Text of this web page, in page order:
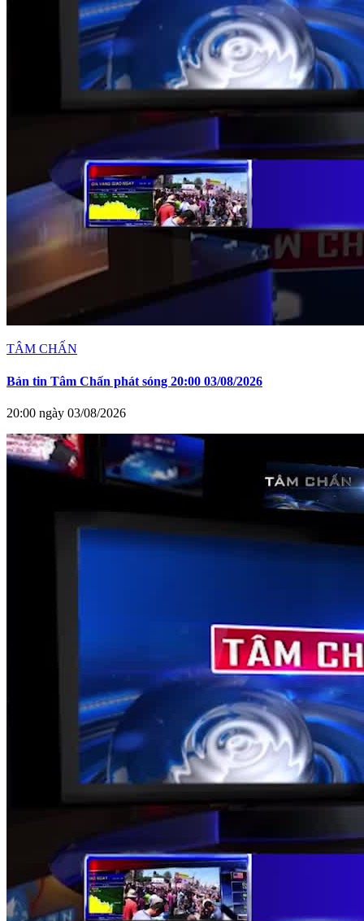
TÂM CHẤN
Bản tin Tâm Chấn phát sóng 20:00 03/08/2026
20:00 ngày 03/08/2026